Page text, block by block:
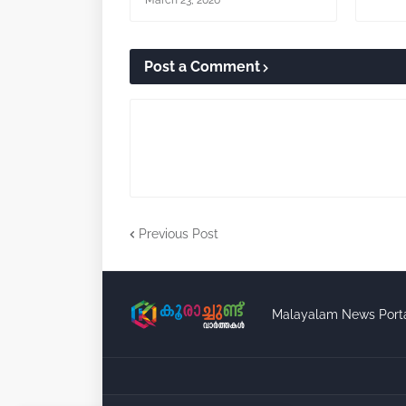
Post a Comment
Previous Post
Malayalam News